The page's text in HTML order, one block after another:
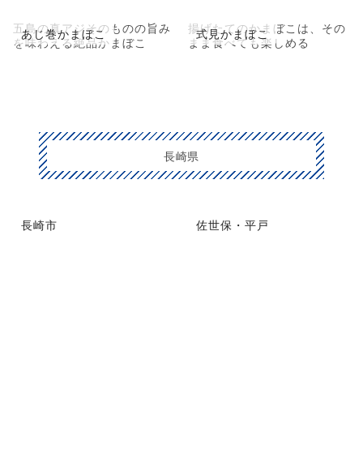
あじ巻かまぼこ
五島の真アジそのものの旨み
を味わえる絶品かまぼこ
式見かまぼこ
揚げたてのかまぼこは、その
まま食べても楽しめる
長崎県
長崎市 佐世保・平戸